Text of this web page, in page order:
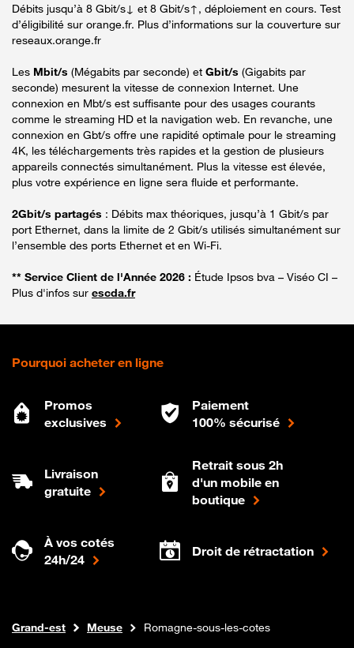
Débits jusqu’à 8 Gbit/s↓ et 8 Gbit/s↑, déploiement en cours. Test
d’éligibilité sur orange.fr. Plus d’informations sur la couverture sur
reseaux.orange.fr
Les Mbit/s (Mégabits par seconde) et Gbit/s (Gigabits par
seconde) mesurent la vitesse de connexion Internet. Une
connexion en Mbt/s est suffisante pour des usages courants
comme le streaming HD et la navigation web. En revanche, une
connexion en Gbt/s offre une rapidité optimale pour le streaming
4K, les téléchargements très rapides et la gestion de plusieurs
appareils connectés simultanément. Plus la vitesse est élevée,
plus votre expérience en ligne sera fluide et performante.
2Gbit/s partagés : Débits max théoriques, jusqu’à 1 Gbit/s par
port Ethernet, dans la limite de 2 Gbit/s utilisés simultanément sur
l’ensemble des ports Ethernet et en Wi-Fi.
** Service Client de l'Année 2026 : Étude Ipsos bva – Viséo CI –
Plus d'infos sur escda.fr
Pourquoi acheter en ligne
Promos
exclusives
Paiement
100% sécurisé
Livraison
gratuite
Retrait sous 2h
d'un mobile en
boutique
À vos cotés
24h/24
Droit de rétractation
Boutique Orange
Internet fibre
Grand-est Meuse Romagne-sous-les-cotes